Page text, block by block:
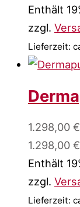
Enthält
zzgl.
Lieferzeit:
1.298,00 €
1.298,00
Enthält
zzgl.
Lieferzeit: